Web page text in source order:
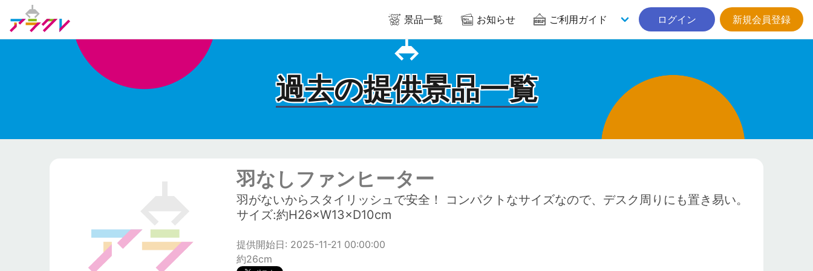
景品一覧 お知らせ ご利用ガイド ログイン 新規会員登録
過去の提供景品一覧
羽なしファンヒーター
羽がないからスタイリッシュで安全！ コンパクトなサイズなので、デスク周りにも置き易い。
サイズ:約H26×W13×D10cm
提供開始日: 2025-11-21 00:00:00
約26cm